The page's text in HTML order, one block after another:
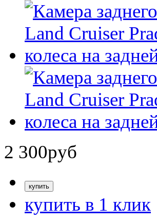
2 300руб
купить в 1 клик